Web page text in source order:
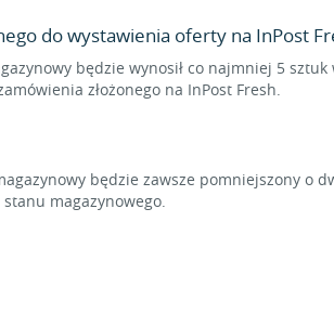
do wystawienia oferty na InPost
będzie wynosił co najmniej 5 sztuk
złożonego na InPost Fresh.
będzie zawsze pomniejszony o
magazynowego.